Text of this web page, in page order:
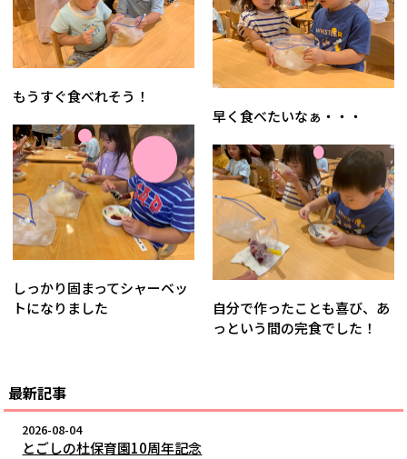
もうすぐ食べれそう！
しっかり固まってシャーベッ
トになりました
早く食べたいなぁ・・・
自分で作ったことも喜び、あ
っという間の完食でした！
最新記事
2026-08-04
とごしの杜保育園10周年記念